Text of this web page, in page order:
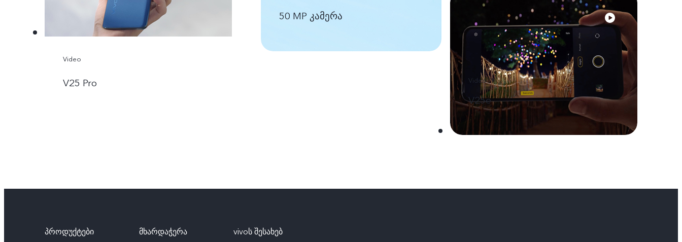
50 MP კამერა
Video
V25 Pro Video
V25e
პროდუქტები მხარდაჭერა vivoს შესახებ